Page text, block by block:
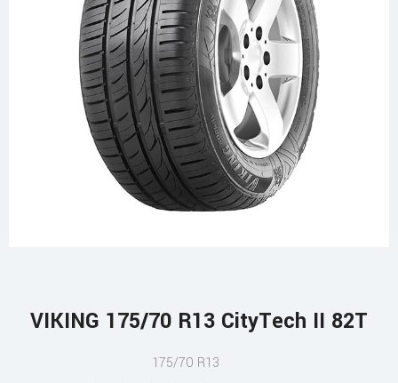
VIKING 175/70 R13 CityTech II 82T
175/70 R13